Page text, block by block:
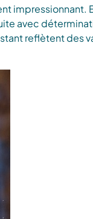
impressionnant.
avec
reflètent des